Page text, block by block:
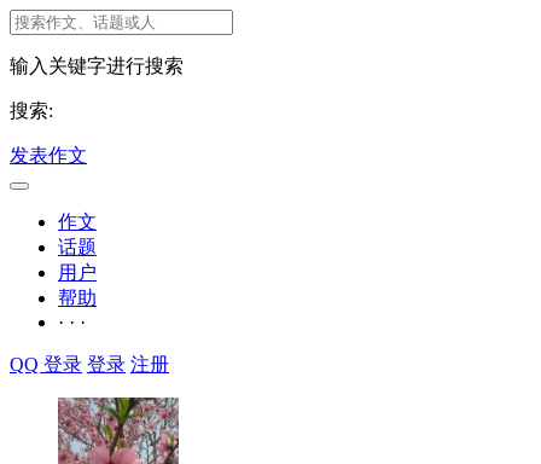
输入关键字进行搜索
搜索:
发表作文
作文
话题
用户
帮助
· · ·
QQ 登录 登录 注册